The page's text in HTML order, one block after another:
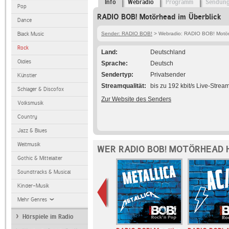
Pop
Dance
Black Music
Rock
Oldies
Künstler
Schlager & Discofox
Volksmusik
Country
Jazz & Blues
Weltmusik
Gothic & Mittelalter
Soundtracks & Musical
Kinder-Musik
Mehr Genres
Hörspiele im Radio
Info Webradio Programm
RADIO BOB! Motörhead im Überblick
Sender: RADIO BOB! > Webradio: RADIO BOB!
Land
Deutschland
Sprache
Deutsch
Sendertyp
Privatsender
Streamqualität
bis zu 192 kbit/s Live-
Zur Website des Senders
WER RADIO BOB! MOTÖRHEAD